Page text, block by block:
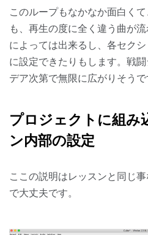
このループもなかなか面白く
も、再生の度に全く違う曲が
によっては出来るし、各セク
に設定できたりもします。戦
デア次第で無限に広がりそうで
プロジェクトに組み
ン内部の設定
ここの説明はレッスンと同じ
で大丈夫です。